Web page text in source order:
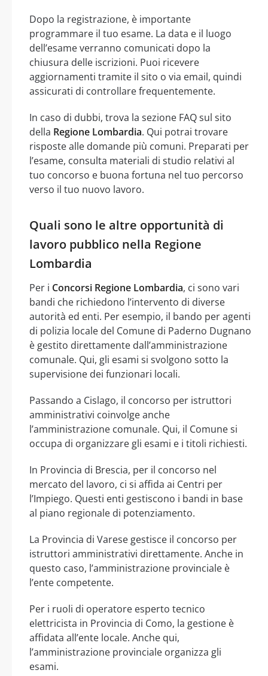
Dopo la registrazione, è importante
programmare il tuo esame. La data e il luogo
dell’esame verranno comunicati dopo la
chiusura delle iscrizioni. Puoi ricevere
aggiornamenti tramite il sito o via email, quindi
assicurati di controllare frequentemente.
In caso di dubbi, trova la sezione FAQ sul sito
della Regione Lombardia. Qui potrai trovare
risposte alle domande più comuni. Preparati per
l’esame, consulta materiali di studio relativi al
tuo concorso e buona fortuna nel tuo percorso
verso il tuo nuovo lavoro.
Quali sono le altre opportunità di
lavoro pubblico nella Regione
Lombardia
Per i Concorsi Regione Lombardia, ci sono vari
bandi che richiedono l’intervento di diverse
autorità ed enti. Per esempio, il bando per agenti
di polizia locale del Comune di Paderno Dugnano
è gestito direttamente dall’amministrazione
comunale. Qui, gli esami si svolgono sotto la
supervisione dei funzionari locali.
Passando a Cislago, il concorso per istruttori
amministrativi coinvolge anche
l’amministrazione comunale. Qui, il Comune si
occupa di organizzare gli esami e i titoli richiesti.
In Provincia di Brescia, per il concorso nel
mercato del lavoro, ci si affida ai Centri per
l’Impiego. Questi enti gestiscono i bandi in base
al piano regionale di potenziamento.
La Provincia di Varese gestisce il concorso per
istruttori amministrativi direttamente. Anche in
questo caso, l’amministrazione provinciale è
l’ente competente.
Per i ruoli di operatore esperto tecnico
elettricista in Provincia di Como, la gestione è
affidata all’ente locale. Anche qui,
l’amministrazione provinciale organizza gli
esami.